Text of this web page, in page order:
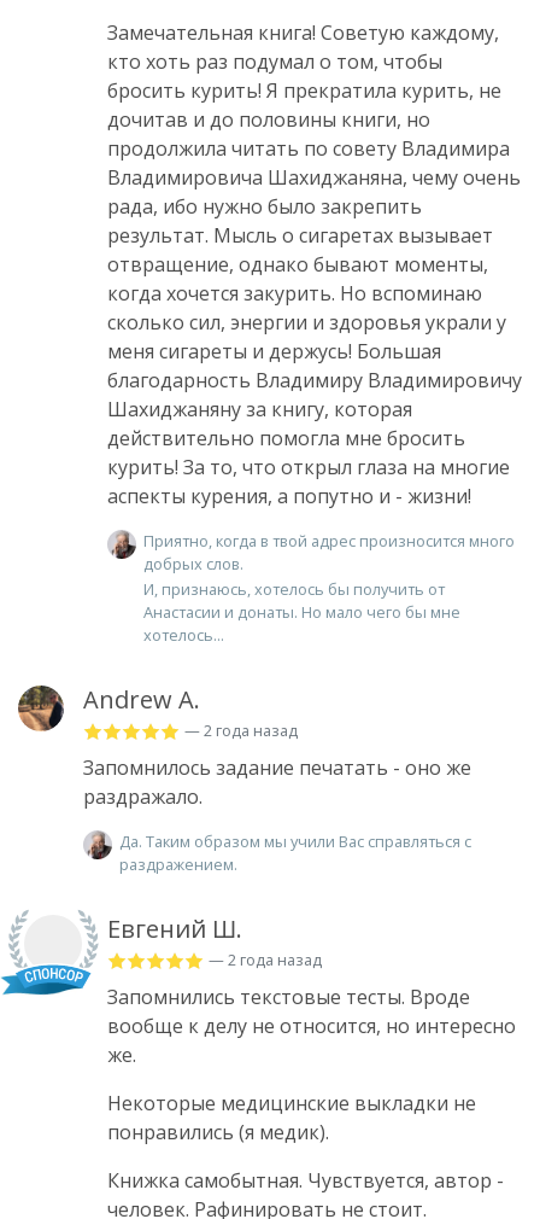
Замечательная книга! Советую каждому,
кто хоть раз подумал о том, чтобы
бросить курить! Я прекратила курить, не
дочитав и до половины книги, но
продолжила читать по совету Владимира
Владимировича Шахиджаняна, чему очень
рада, ибо нужно было закрепить
результат. Мысль о сигаретах вызывает
отвращение, однако бывают моменты,
когда хочется закурить. Но вспоминаю
сколько сил, энергии и здоровья украли у
меня сигареты и держусь! Большая
благодарность Владимиру Владимировичу
Шахиджаняну за книгу, которая
действительно помогла мне бросить
курить! За то, что открыл глаза на многие
аспекты курения, а попутно и - жизни!
Приятно, когда в твой адрес произносится много
добрых слов.
И, признаюсь, хотелось бы получить от
Анастасии и донаты. Но мало чего бы мне
хотелось...
Andrew A.
— 2 года назад
Запомнилось задание печатать - оно же
раздражало.
Да. Таким образом мы учили Вас справляться с
раздражением.
Евгений Ш.
— 2 года назад
Запомнились текстовые тесты. Вроде
вообще к делу не относится, но интересно
же.
Некоторые медицинские выкладки не
понравились (я медик).
Книжка самобытная. Чувствуется, автор -
человек. Рафинировать не стоит.